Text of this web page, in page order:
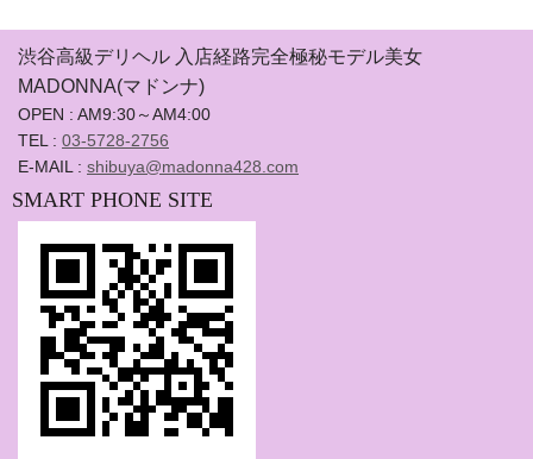
渋谷高級デリヘル 入店経路完全極秘モデル美女
MADONNA(マドンナ)
OPEN : AM9:30～AM4:00
TEL : 03-5728-2756
E-MAIL : shibuya@madonna428.com
SMART PHONE SITE